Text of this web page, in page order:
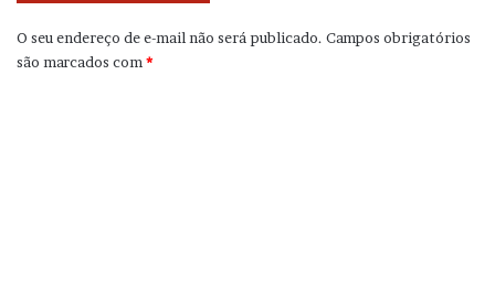
O seu endereço de e-mail não será publicado. Campos obrigatórios
são marcados com *